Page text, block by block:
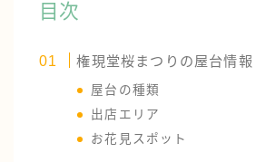
目次
権現堂桜まつりの屋台情報
屋台の種類
出店エリア
お花見スポット